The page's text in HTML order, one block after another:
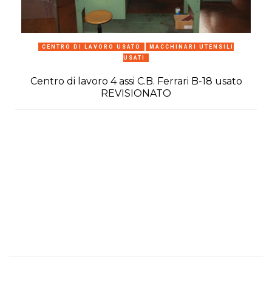
CENTRO DI LAVORO USATO
MACCHINARI UTENSILI
USATI
Centro di lavoro 4 assi C.B. Ferrari B-18 usato
REVISIONATO